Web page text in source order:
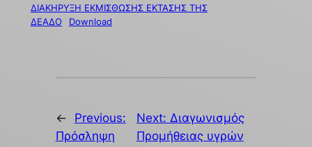
ΔΙΑΚHΡYΞΗ ΕΚΜΙΣΘΩΣΗΣ ΕΚΤΑΣΗΣ ΤΗΣ
ΔΕΑΔΟ
Download
←
Previous:
Πρόσληψη
Next: Διαγωνισμός
Προμήθειας υγρών